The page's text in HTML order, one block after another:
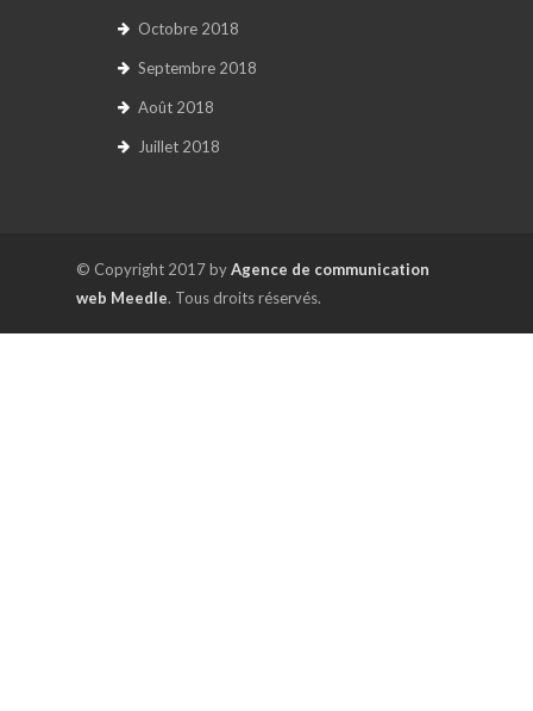
Octobre 2018
Septembre 2018
Août 2018
Juillet 2018
© Copyright 2017 byAgence de communication
web Meedle. Tous droits réservés.